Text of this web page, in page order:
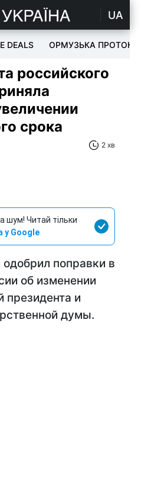
UA
DEALS ОРМУЗЬКА ПРОТОКА
российского
срока
2 хв
шум! Читай тільки
у Google
поправки в
об изменении
президента и
думы.